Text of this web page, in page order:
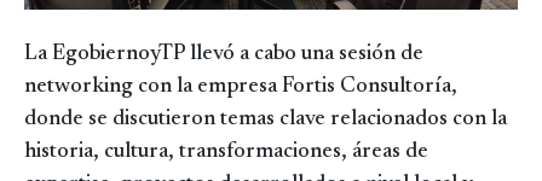
La EgobiernoyTP llevó a cabo una sesión de
networking con la empresa Fortis Consultoría,
donde se discutieron temas clave relacionados con la
historia, cultura, transformaciones, áreas de